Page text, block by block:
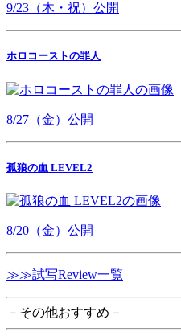
9/23（木・祝）公開
ホロコーストの罪人
8/27（金）公開
孤狼の血 LEVEL2
8/20（金）公開
≫≫試写Review一覧
－その他おすすめ－